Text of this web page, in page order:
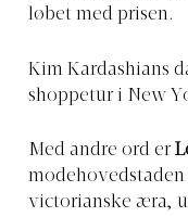
løbet med prisen.
Kim Kardashians
shoppetur i New
Med andre ord er
victorianske æra,